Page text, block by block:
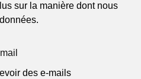
sur la manière dont nous
des e-mails